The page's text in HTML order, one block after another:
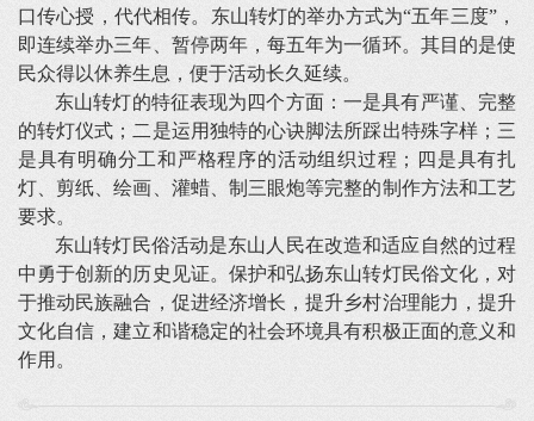
口传心授，代代相传。东山转灯的举办方式为“五年三度”，
即连续举办三年、暂停两年，每五年为一循环。其目的是使
民众得以休养生息，便于活动长久延续。
东山转灯的特征表现为四个方面：一是具有严谨、完整
的转灯仪式；二是运用独特的心诀脚法所踩出特殊字样；三
是具有明确分工和严格程序的活动组织过程；四是具有扎
灯、剪纸、绘画、灌蜡、制三眼炮等完整的制作方法和工艺
要求。
东山转灯民俗活动是东山人民在改造和适应自然的过程
中勇于创新的历史见证。保护和弘扬东山转灯民俗文化，对
于推动民族融合，促进经济增长，提升乡村治理能力，提升
文化自信，建立和谐稳定的社会环境具有积极正面的意义和
作用。